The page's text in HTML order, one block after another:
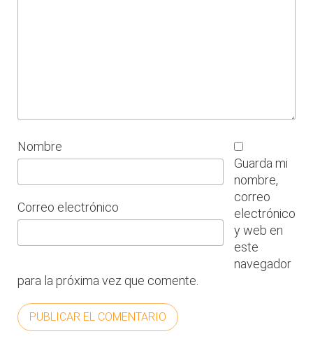
Nombre
Correo electrónico
Guarda mi
nombre,
correo
electrónico
y web en
este
navegador
para la próxima vez que comente.